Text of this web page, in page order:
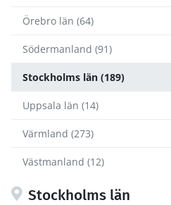
Örebro län (64)
Södermanland (91)
Stockholms län (189)
Uppsala län (14)
Värmland (273)
Västmanland (12)
Stockholms län